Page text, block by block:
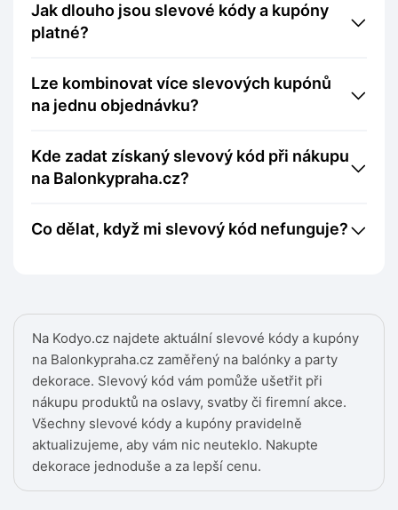
Na Kodyo.cz najdete aktuální slevové kódy a kupóny
na Balonkypraha.cz zaměřený na balónky a party
dekorace. Slevový kód vám pomůže ušetřit při
nákupu produktů na oslavy, svatby či firemní akce.
Všechny slevové kódy a kupóny pravidelně
aktualizujeme, aby vám nic neuteklo. Nakupte
dekorace jednoduše a za lepší cenu.
Jak dlouho jsou slevové kódy a kupóny
platné?
Lze kombinovat více slevových kupónů
na jednu objednávku?
Kde zadat získaný slevový kód při nákupu
na Balonkypraha.cz?
Co dělat, když mi slevový kód nefunguje?